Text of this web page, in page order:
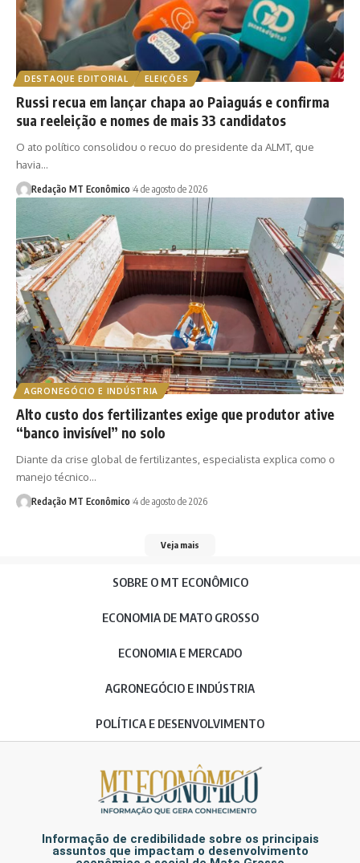
DESTAQUE EDITORIAL ELEIÇÕES
Russi recua em lançar chapa ao Paiaguás e confirma
sua reeleição e nomes de mais 33 candidatos
O ato político consolidou o recuo do presidente da ALMT, que
havia…
Redação MT Econômico 4 de agosto de 2026
AGRONEGÓCIO E INDÚSTRIA
Alto custo dos fertilizantes exige que produtor ative
“banco invisível” no solo
Diante da crise global de fertilizantes, especialista explica como o
manejo técnico…
Redação MT Econômico 4 de agosto de 2026
Veja mais
SOBRE O MT ECONÔMICO
ECONOMIA DE MATO GROSSO
ECONOMIA E MERCADO
AGRONEGÓCIO E INDÚSTRIA
POLÍTICA E DESENVOLVIMENTO
Informação de credibilidade sobre os principais
assuntos que impactam o desenvolvimento